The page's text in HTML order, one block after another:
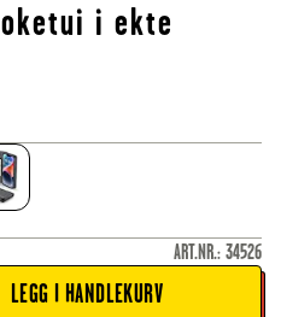
i ekte
ART.NR.: 34526
LEGG I HANDLEKURV